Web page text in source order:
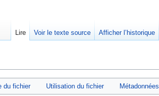
du fichier Utilisation du fichier Métadonnées
Lire Voir le texte source Afficher l’historique